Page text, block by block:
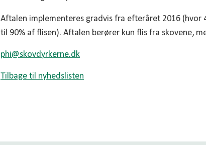
Aftalen implementeres gradvis fra efteråret 2016
til 90% af flisen). Aftalen berører kun flis fra skovene,
phi@skovdyrkerne.dk
Tilbage til nyhedslisten